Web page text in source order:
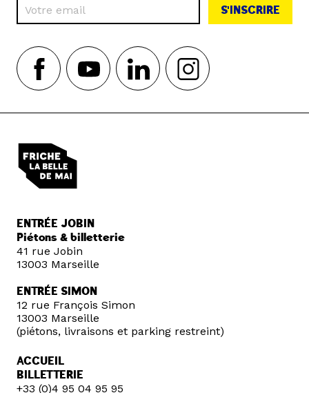
S'INSCRIRE
ENTRÉE JOBIN
Piétons & billetterie
41 rue Jobin
13003 Marseille
ENTRÉE SIMON
12 rue François Simon
13003 Marseille
(piétons, livraisons et parking restreint)
ACCUEIL
BILLETTERIE
+33 (0)4 95 04 95 95